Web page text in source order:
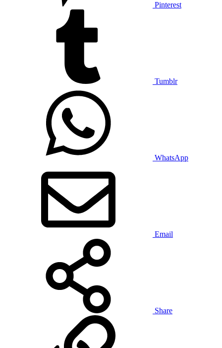
Pinterest
Tumblr
WhatsApp
Email
Share